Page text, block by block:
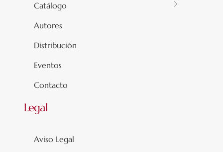
Catálogo
Autores
Distribución
Eventos
Contacto
Legal
Aviso Legal